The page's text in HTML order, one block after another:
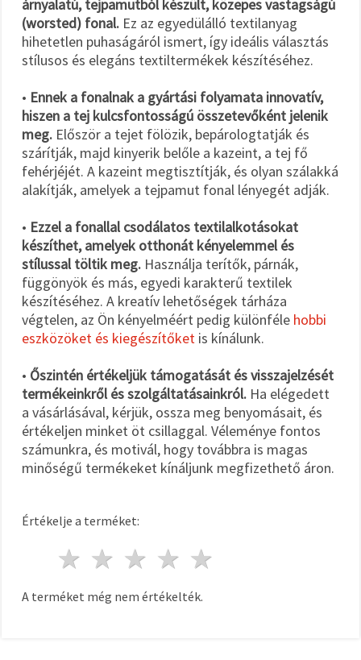
árnyalatú, tejpamutból készült, közepes vastagságú
(worsted) fonal. Ez az egyedülálló textilanyag
hihetetlen puhaságáról ismert, így ideális választás
stílusos és elegáns textiltermékek készítéséhez.
• Ennek a fonalnak a gyártási folyamata innovatív,
hiszen a tej kulcsfontosságú összetevőként jelenik
meg. Először a tejet fölözik, bepárologtatják és
szárítják, majd kinyerik belőle a kazeint, a tej fő
fehérjéjét. A kazeint megtisztítják, és olyan szálakká
alakítják, amelyek a tejpamut fonal lényegét adják.
• Ezzel a fonallal csodálatos textilalkotásokat
készíthet, amelyek otthonát kényelemmel és
stílussal töltik meg. Használja terítők, párnák,
függönyök és más, egyedi karakterű textilek
készítéséhez. A kreatív lehetőségek tárháza
végtelen, az Ön kényelméért pedig különféle hobbi
eszközöket és kiegészítőket is kínálunk.
• Őszintén értékeljük támogatását és visszajelzését
termékeinkről és szolgáltatásainkról. Ha elégedett
a vásárlásával, kérjük, ossza meg benyomásait, és
értékeljen minket öt csillaggal. Véleménye fontos
számunkra, és motivál, hogy továbbra is magas
minőségű termékeket kínáljunk megfizethető áron.
Értékelje a terméket:
4 csillagok
3 csillagok
2 csillagok
1 csillag
A terméket még nem értékelték.